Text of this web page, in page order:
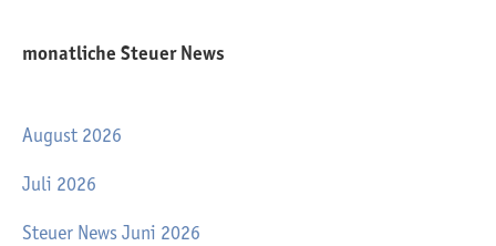
monatliche Steuer News
August 2026
Juli 2026
Steuer News Juni 2026